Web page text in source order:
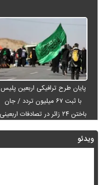
پایان طرح ترافیکی اربعین پلیس
با ثبت ۶۷ میلیون تردد / جان
باختن ۲۴ زائر در تصادفات اربعینی
ویدئو